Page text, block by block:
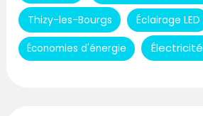
Thizy-les-Bourgs Éclairage LED
Économies d'énergie